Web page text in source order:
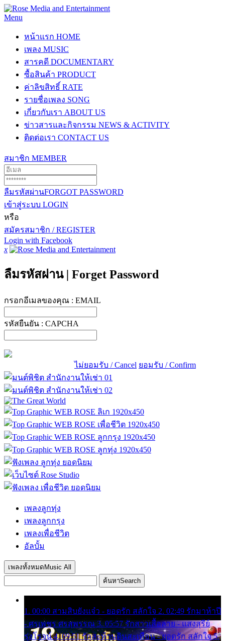
Menu
หน้าแรก HOME
เพลง MUSIC
สารคดี DOCUMENTARY
ซื้อสินค้า PRODUCT
ค่าลิขสิทธิ์ RATE
รายชื่อเพลง SONG
เกี่ยวกับเรา ABOUT US
ข่าวสารและกิจกรรม NEWS & ACTIVITY
ติดต่อเรา CONTACT US
สมาชิก MEMBER
ลืมรหัสผ่านFORGOT PASSWORD
เข้าสู่ระบบ LOGIN
หรือ
สมัครสมาชิก / REGISTER
Login with Facebook
x
ลืมรหัสผ่าน | Forget Password
กรอกอีเมลของคุณ : EMAIL
รหัสยืนยัน : CAPCHA
ไม่ยอมรับ / Cancel ยอมรับ / Confirm
เพลงลูกทุ่ง
เพลงลูกกรุง
เพลงเพื่อชีวิต
อัลบั้ม
เพลงทั้งหมด Music All
ค้นหาSearch
1. 00:00 สามสิบยังแจ๋ว - ยอดรัก สลักใจ 2. 02:49 รักมาห้าปี
- ศรเพชร ศรสุพรรณ 3. 05:57 รักสาวเสื้อลาย - แสงสุรีย์
รุ่งโรจน์ 4. 09:51 รักสะท้านดินสะเทือน - ยอดรัก สลักใจ 5.